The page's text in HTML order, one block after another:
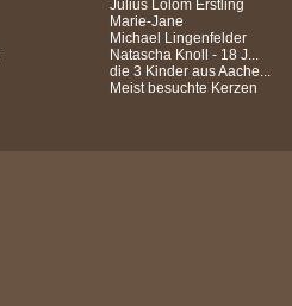
Julius Lolom Erstling
Marie-Jane
Michael Lingenfelder
Natascha Knoll - 18 J...
die 3 Kinder aus Aache...
Meist besuchte Kerzen